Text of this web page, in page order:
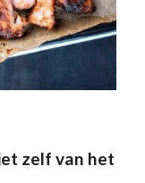
zelf van het